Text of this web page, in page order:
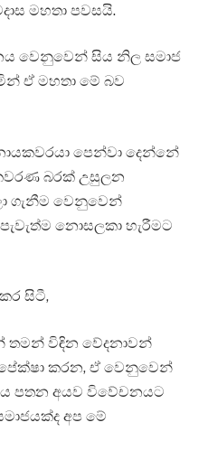
මහතා පවසයි.
වෙනුවෙන් සිය නිල සමාජ
ඒ මහතා මේ බව
පෙන්වා දෙන්නේ
බරක් උසුලන
ගැනීම වෙනුවෙන්
නොසලකා හැරීමට
සිටී,
තමන් විඳින වේදනාවන්
කරන, ඒ වෙනුවෙන්
පතන අයව විවේචනයට
අප මේ